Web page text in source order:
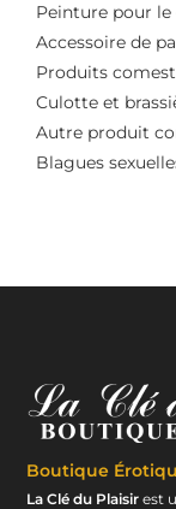
Peinture pour le
Accessoire de
Produits
Culotte et
Autre produit
Blagues
Boutique
La Clé du Plaisir est